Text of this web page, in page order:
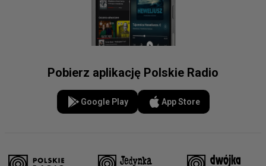
Pobierz aplikację Polskie Radio
Google Play App Store